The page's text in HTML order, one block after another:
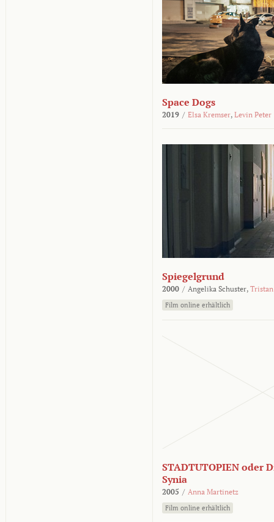
Space Dogs
2019 / Elsa Kremser, Levin Peter
Spiegelgrund
2000 / Angelika Schuster,
Film online erhältlich
STADTUTOPIEN oder
Synia
2005 / Anna Martinetz
Film online erhältlich